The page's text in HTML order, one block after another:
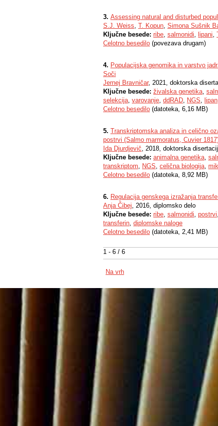
1 - 6 / 6
3. Assessing natural and disturbed
S.J. Weiss, T. Kopun, Simona Sušnik
Ključne besede: ribe, salmonidi, lipani,
Celotno besedilo (povezava drugam)
4. Populacijska genomika in varstvo
Soči
Jernej Bravničar, 2021, doktorska
Ključne besede: živalska genetika,
selekcija, varovanje, ddRAD, NGS, lipan
Celotno besedilo (datoteka, 6,16 MB)
5. Transkriptomska analiza in celično
postrvi (Salmo marmoratus, Cuvier
Ida Djurdjevič, 2018, doktorska
Ključne besede: animalna genetika,
transkriptom, NGS, celična biologija,
Celotno besedilo (datoteka, 8,92 MB)
6. Regulacija genskega izražanja
Anja Čibej, 2016, diplomsko delo
Ključne besede: ribe, salmonidi, postrvi
transferin, diplomske naloge
Celotno besedilo (datoteka, 2,41 MB)
Na vrh